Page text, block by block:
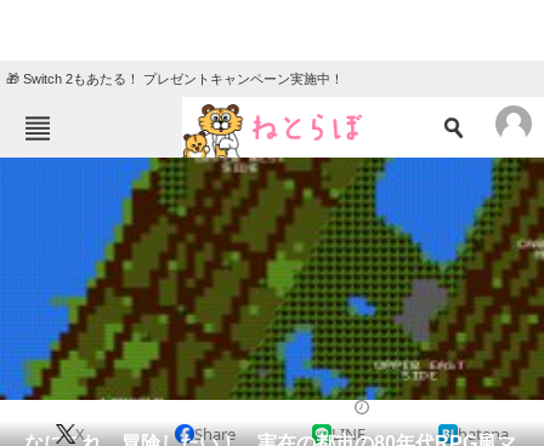
🎁 Switch 2もあたる！ プレゼントキャンペーン実施中！
ねとらぼメニュー
ニュース
クイズ
グルメ 地域
住まい 教育・育児
動物 リサーチ
会員記事X Share LINE hatena